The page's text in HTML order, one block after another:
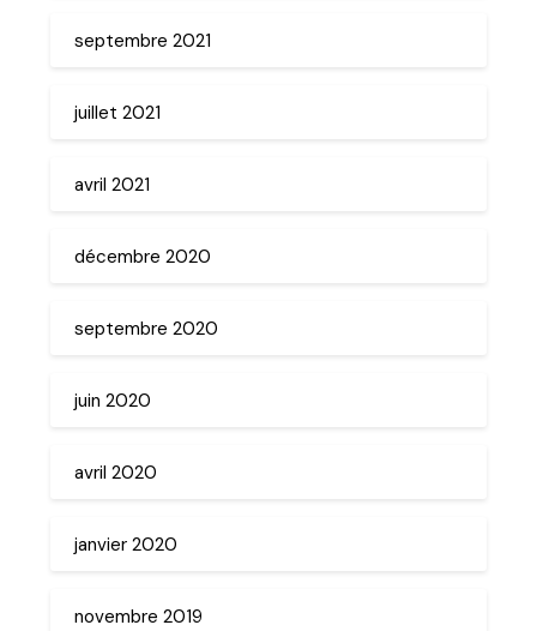
septembre 2021
juillet 2021
avril 2021
décembre 2020
septembre 2020
juin 2020
avril 2020
janvier 2020
novembre 2019